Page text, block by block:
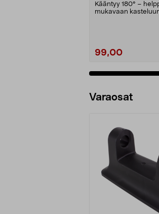
Kääntyy 180° –
mukavaan
99,00
Varaosat